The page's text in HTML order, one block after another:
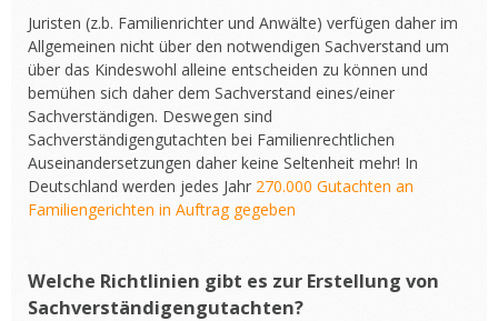
Juristen (z.b. Familienrichter und Anwälte) verfügen daher im
Allgemeinen nicht über den notwendigen Sachverstand um
über das Kindeswohl alleine entscheiden zu können und
bemühen sich daher dem Sachverstand eines/einer
Sachverständigen. Deswegen sind
Sachverständigengutachten bei Familienrechtlichen
Auseinandersetzungen daher keine Seltenheit mehr! In
Deutschland werden jedes Jahr 270.000 Gutachten an
Familiengerichten in Auftrag gegeben
Welche Richtlinien gibt es zur Erstellung von
Sachverständigengutachten?